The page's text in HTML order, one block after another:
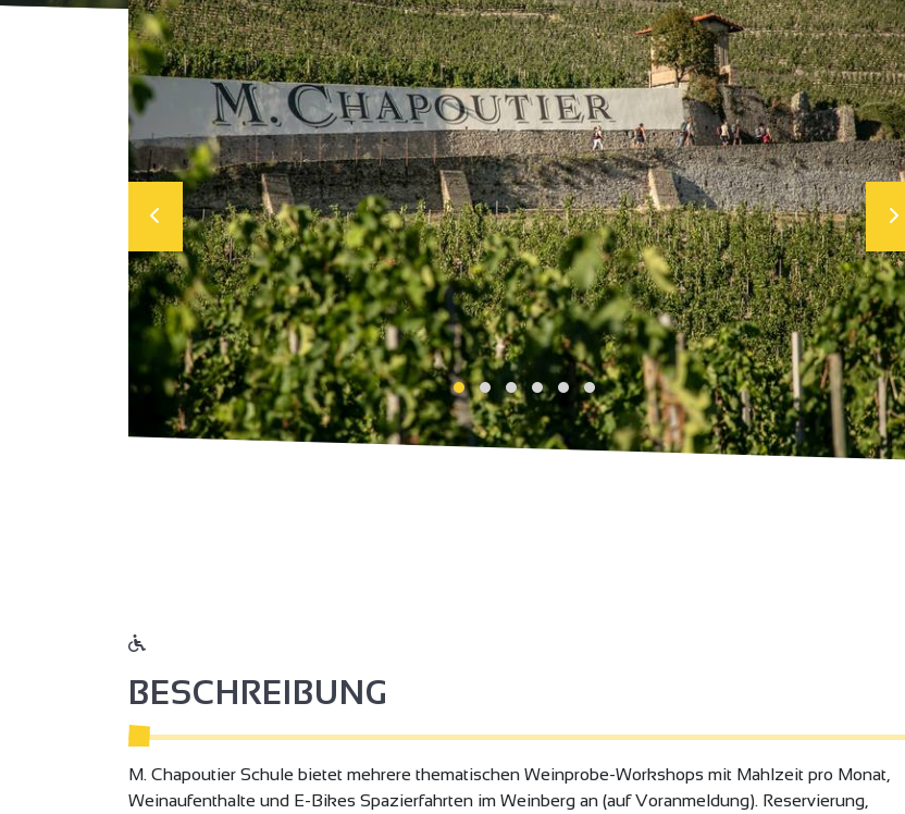
BESCHREIBUNG
M. Chapoutier Schule bietet mehrere thematischen Weinprobe-Workshops mit Mahlzeit pro Monat,
Weinaufenthalte und E-Bikes Spazierfahrten im Weinberg an (auf Voranmeldung). Reservierung,